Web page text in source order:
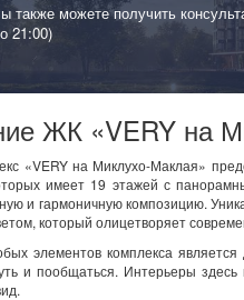
также можете получить
21:00)
ЖК «VERY на
«VERY на Миклухо-Маклая»
имеет 19 этажей с
и гармоничную композицию.
который олицетворяет
элементов комплекса
и пообщаться. Интерьеры